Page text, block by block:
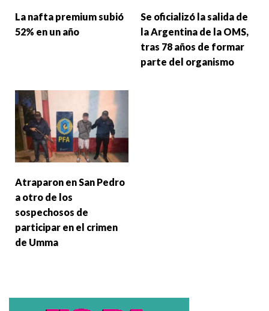
La nafta premium subió
52% en un año
Se oficializó la salida de
la Argentina de la OMS,
tras 78 años de formar
parte del organismo
Atraparon en San Pedro
a otro de los
sospechosos de
participar en el crimen
de Umma